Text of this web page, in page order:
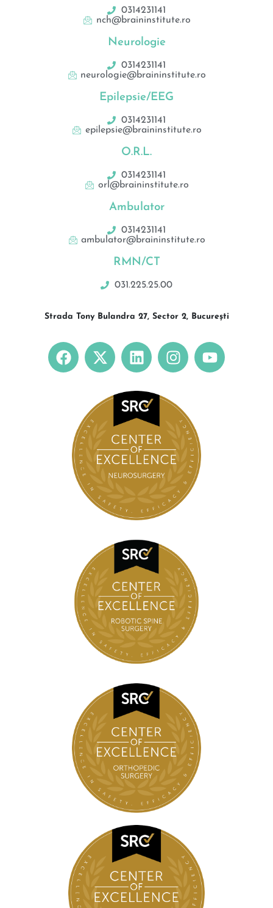
0314231141
nch@braininstitute.ro
Neurologie
0314231141
neurologie@braininstitute.ro
Epilepsie/EEG
0314231141
epilepsie@braininstitute.ro
O.R.L.
0314231141
orl@braininstitute.ro
Ambulator
0314231141
ambulator@braininstitute.ro
RMN/CT
031.225.25.00
Strada Tony Bulandra 27, Sector 2, București